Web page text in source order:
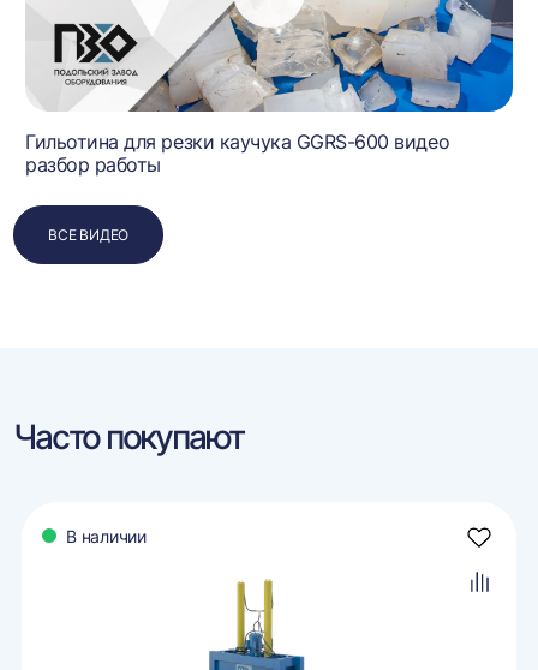
Гильотина для резки каучука GGRS-600 видео
разбор работы
ВСЕ ВИДЕО
Часто покупают
В наличии